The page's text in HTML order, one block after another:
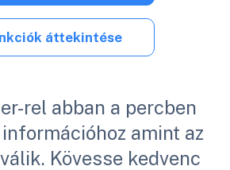
rel abban a percben
amint az
Kövesse kedvenc
áttekintése